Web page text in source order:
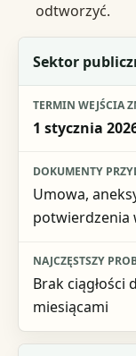
odtworzyć.
Sytuacja
Termin wejścia
Dokumenty
Sektor
1 stycznia
Umowa,
potwierdzenia
Brak
miesiącami